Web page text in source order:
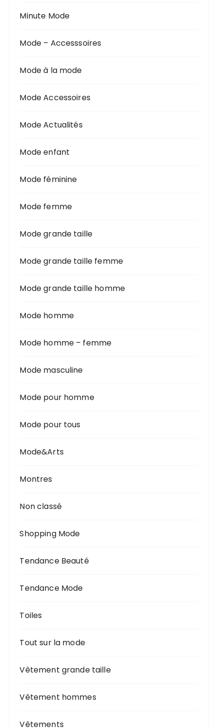
Minute Mode
Mode – Accesssoires
Mode à la mode
Mode Accessoires
Mode Actualités
Mode enfant
Mode féminine
Mode femme
Mode grande taille
Mode grande taille femme
Mode grande taille homme
Mode homme
Mode homme – femme
Mode masculine
Mode pour homme
Mode pour tous
Mode&Arts
Montres
Non classé
Shopping Mode
Tendance Beauté
Tendance Mode
Toiles
Tout sur la mode
Vêtement grande taille
Vêtement hommes
Vêtements